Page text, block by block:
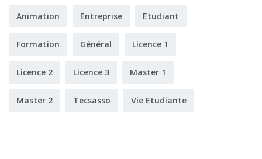
Animation Entreprise Etudiant
Formation Général Licence 1
Licence 2 Licence 3 Master 1
Master 2 Tecsasso Vie Etudiante